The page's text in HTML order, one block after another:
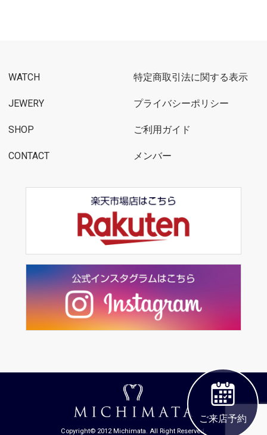
ご来店予約
WATCH
JEWERY
SHOP
CONTACT
特定商取引法に関する表示
プライバシーポリシー
ご利用ガイド
メンバー
Copyright© 2012 Michimata. All Right Reserved.